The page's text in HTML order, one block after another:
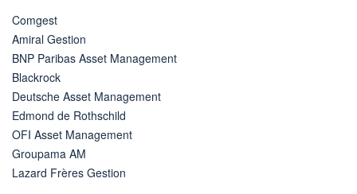
Comgest
Amiral Gestion
BNP Paribas Asset Management
Blackrock
Deutsche Asset Management
Edmond de Rothschild
OFI Asset Management
Groupama AM
Lazard Frères Gestion